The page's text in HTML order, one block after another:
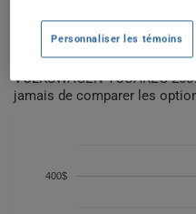
Essayez un autre modèle
commencez une
Pour trouver la meilleur
VOLKSWAGEN TOUAREG
jamais de comparer les
400$
Personnaliser les témoins